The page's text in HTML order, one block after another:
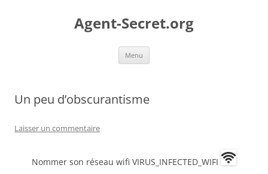
Agent-Secret.org
Menu
Un peu d’obscurantisme
Laisser un commentaire
Nommer son réseau wifi VIRUS_INFECTED_WIFI